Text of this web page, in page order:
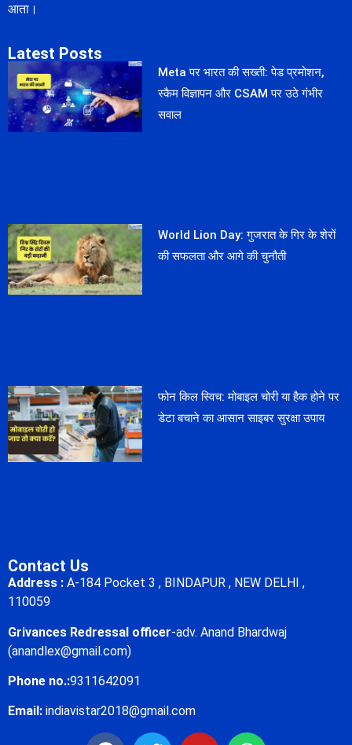
आता।
Latest Posts
Meta पर भारत की सख्ती: पेड प्रमोशन,
स्कैम विज्ञापन और CSAM पर उठे गंभीर
सवाल
World Lion Day: गुजरात के गिर के शेरों
की सफलता और आगे की चुनौती
फोन किल स्विच: मोबाइल चोरी या हैक होने पर
डेटा बचाने का आसान साइबर सुरक्षा उपाय
Contact Us
Address : A-184 Pocket 3 , BINDAPUR , NEW DELHI ,
110059
Grivances Redressal officer-adv. Anand Bhardwaj
(anandlex@gmail.com)
Phone no.:9311642091
Email: indiavistar2018@gmail.com